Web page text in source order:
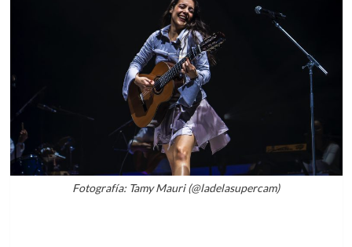
Fotografía: Tamy Mauri (@ladelasupercam)